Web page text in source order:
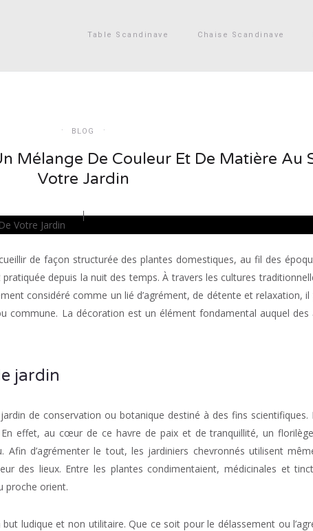
Table Scandinave Chaise Scandinave
BLOG
Mélange De Couleur Et De Matière Au
Votre Jardin
de façon structurée des plantes domestiques, au fil des
depuis la nuit des temps. À travers les cultures
considéré comme un lié d’agrément, de détente et relaxation, il
commune. La décoration est un élément fondamental auquel des
jardin
de conservation ou botanique destiné à des fins scientifiques.
effet, au cœur de ce havre de paix et de tranquillité, un
d’agrémenter le tout, les jardiniers chevronnés utilisent
des lieux. Entre les plantes condimentaient, médicinales et
proche orient.
ludique et non utilitaire. Que ce soit pour le délassement ou